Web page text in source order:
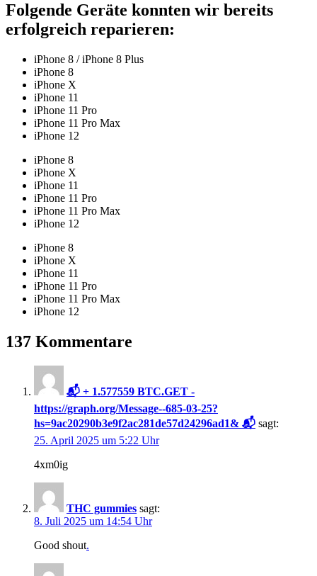
Folgende Geräte konnten wir bereits
erfolgreich reparieren:
iPhone 8 / iPhone 8 Plus
iPhone 8
iPhone X
iPhone 11
iPhone 11 Pro
iPhone 11 Pro Max
iPhone 12
iPhone 8
iPhone X
iPhone 11
iPhone 11 Pro
iPhone 11 Pro Max
iPhone 12
iPhone 8
iPhone X
iPhone 11
iPhone 11 Pro
iPhone 11 Pro Max
iPhone 12
137 Kommentare
📬 + 1.577559 BTC.GET -
https://graph.org/Message--685-03-25?
hs=9ac20290b3e9f2ac281de57d24296ad1& 📬 sagt:
25. April 2025 um 5:22 Uhr
4xm0ig
THC gummies sagt:
8. Juli 2025 um 14:54 Uhr
Good shout.